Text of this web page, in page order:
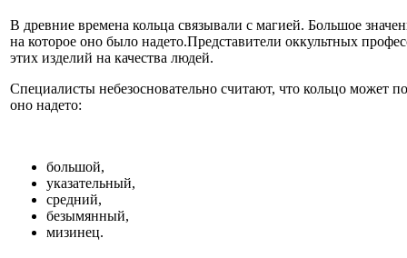
В древние времена кольца связывали с магией. Большое
на которое оно было надето.Представители оккультных
этих изделий на качества людей.
Специалисты небезосновательно считают, что кольцо может
оно надето:
большой,
указательный,
средний,
безымянный,
мизинец.